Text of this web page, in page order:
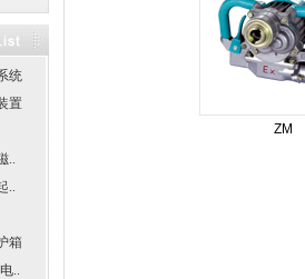
统
置
..
..
箱
..
ZM